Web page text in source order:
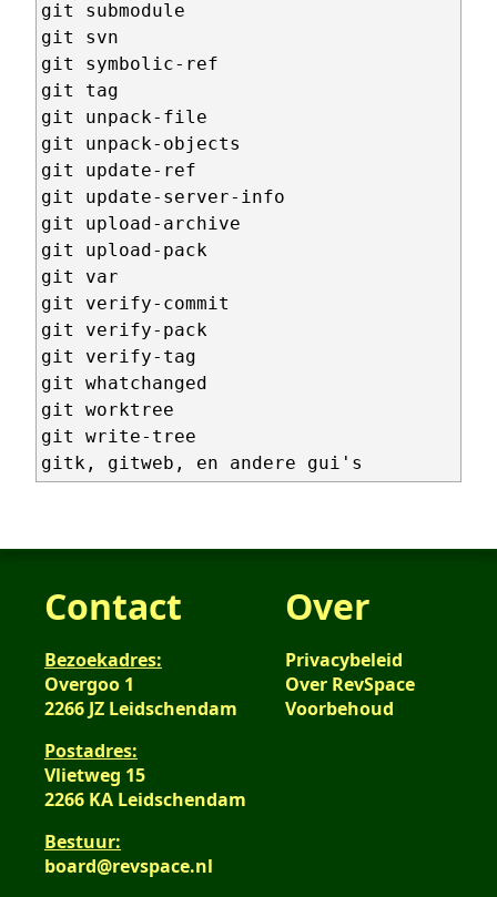
git submodule
git svn
git symbolic-ref
git tag
git unpack-file
git unpack-objects
git update-ref
git update-server-info
git upload-archive
git upload-pack
git var
git verify-commit
git verify-pack
git verify-tag
git whatchanged
git worktree
git write-tree
Contact
Bezoekadres:
Overgoo 1
2266 JZ Leidschendam
Postadres:
Vlietweg 15
2266 KA Leidschendam
Bestuur:
board@revspace.nl
Over
Privacybeleid
Over RevSpace
Voorbehoud